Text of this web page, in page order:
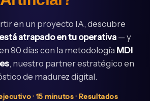
en un proyecto IA, descubre
atrapado en tu operativa — y
90 días con la metodología MDI
, nuestro partner estratégico en
de madurez digital.
· 15 minutos · Resultados